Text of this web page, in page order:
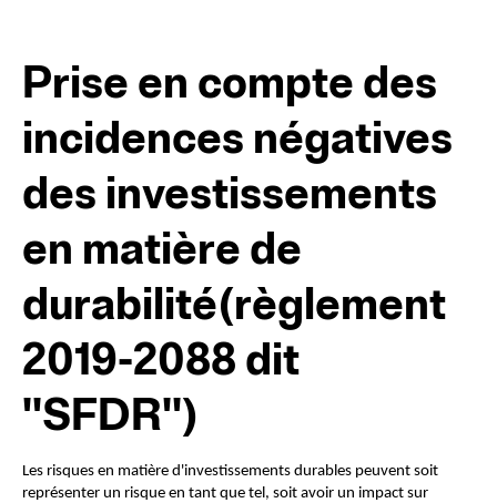
Prise en compte des
incidences négatives
des investissements
en matière de
durabilité(règlement
2019-2088 dit
"SFDR")
Les risques en matière d'investissements durables peuvent soit
représenter un risque en tant que tel, soit avoir un impact sur